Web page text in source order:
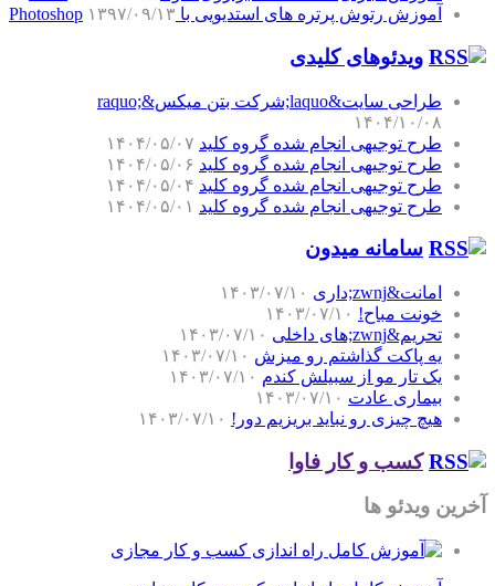
آموزش رتوش پرتره های استدیویی با Photoshop ۱۳۹۷/۰۹/۱۳
ویدئوهای کلیدی
طراحی سایت&laquo;شرکت بتن میکس&raquo;
۱۴۰۴/۱۰/۰۸
طرح توجیهی انجام شده گروه کلید ۱۴۰۴/۰۵/۰۷
طرح توجیهی انجام شده گروه کلید ۱۴۰۴/۰۵/۰۶
طرح توجیهی انجام شده گروه کلید ۱۴۰۴/۰۵/۰۴
طرح توجیهی انجام شده گروه کلید ۱۴۰۴/۰۵/۰۱
سامانه میدون
امانت&zwnj;داری
۱۴۰۳/۰۷/۱۰
خونت مباح! ۱۴۰۳/۰۷/۱۰
تحریم&zwnj;های داخلی
۱۴۰۳/۰۷/۱۰
یه پاکت گذاشتم رو میزش ۱۴۰۳/۰۷/۱۰
یک تار مو از سبیلش کندم ۱۴۰۳/۰۷/۱۰
بیماری عادت ۱۴۰۳/۰۷/۱۰
هیچ چیزی رو نباید بریزیم دور! ۱۴۰۳/۰۷/۱۰
کسب و کار فاوا
آخرین ویدئو ها